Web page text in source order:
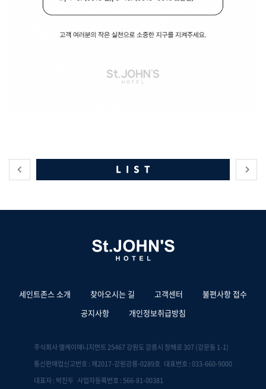
LIST
세인트존스 소개 찾아오시는 길 고객센터
불편사항 접수
공지사항
개인정보취급방침
주식회사 엘케이매니지먼트 25467 강원도 강릉시 창해로 307 (강문동 1-1)
통신판매업신고번호 : 제2017-강원강릉-0289호 대표번호 : 033-660-9000
대표자 : 박진두 사업자등록번호 : 566-81-00381